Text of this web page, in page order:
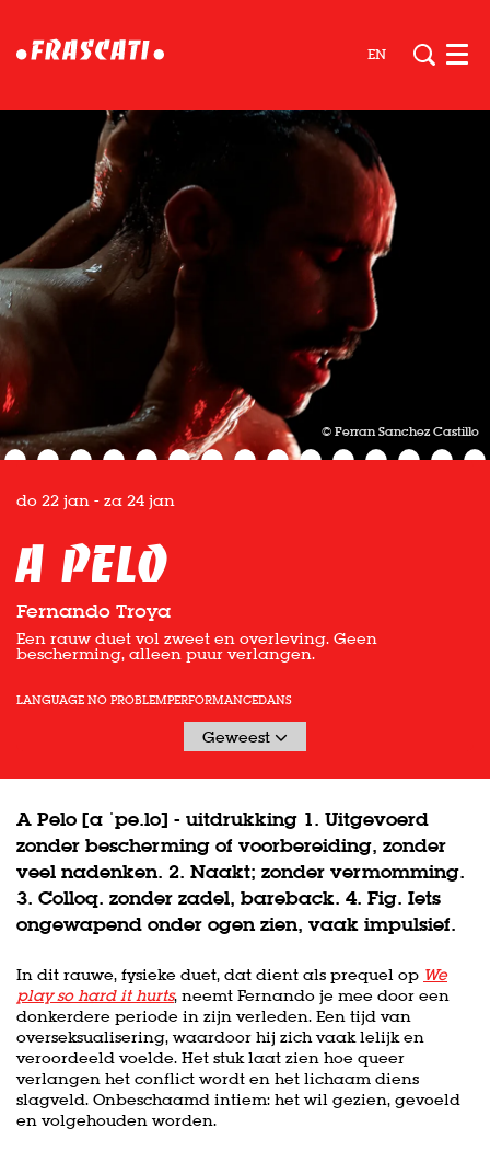
EN
© Ferran Sanchez Castillo
A PELO
Fernando Troya
do 22 jan - za 24 jan
Een rauw duet vol zweet en overleving. Geen
bescherming, alleen puur verlangen.
LANGUAGE NO PROBLEMPERFORMANCEDANS
Geweest
A Pelo [a ˈpe.lo] - uitdrukking 1. Uitgevoerd
zonder bescherming of voorbereiding, zonder
veel nadenken. 2. Naakt; zonder vermomming.
3. Colloq. zonder zadel, bareback. 4. Fig. Iets
ongewapend onder ogen zien, vaak impulsief.
In dit rauwe, fysieke duet, dat dient als prequel op We
play so hard it hurts, neemt Fernando je mee door een
donkerdere periode in zijn verleden. Een tijd van
overseksualisering, waardoor hij zich vaak lelijk en
veroordeeld voelde. Het stuk laat zien hoe queer
verlangen het conflict wordt en het lichaam diens
slagveld. Onbeschaamd intiem: het wil gezien, gevoeld
en volgehouden worden.